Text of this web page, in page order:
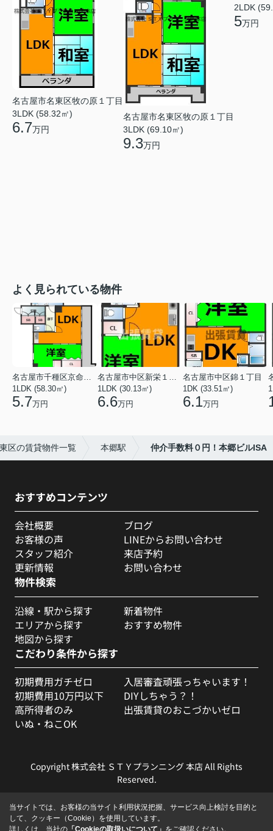
名古屋市名東区牧の原１丁目
3LDK (58.32㎡)
6.7万円
名古屋市名東区牧の原１丁目
3LDK (69.10㎡)
9.3万円
2LDK
5万円
よく見られている物件
1LDK (58.30㎡)
5.7万円
1LDK (30.13㎡)
6.6万円
名古屋市中区錦１丁目
1DK (33.51㎡)
6.1万円
区の賃貸物件一覧 本郷駅 仲介手数料０円！本郷ビルISA
おすすめコンテンツ
会社概要
お客様の声
スタッフ紹介
更新情報
ブログ
LINEからお問い合わせ
来店予約
お問い合わせ
物件検索
沿線・駅から探す
エリアから探す
地図から探す
新着物件
おすすめ物件
こだわり条件から探す
初期費用ガチゼロ
初期費用10万円以下
高所得者のみ
いぬ・ねこOK
入居審査頑張っちゃいます！
DIYしちゃう？！
出張賃貸のおこづかいゼロ
Copyright 株式会社 ＳＴＹプランニング 本店 All Rights
Reserved.
当サイトでは、お客様の当サイト利用状況把握、サービス向上検討を目的と
して、クッキー（Cookie）を使用しています。
詳しくは、当社の 「Cookieの取扱いについて」 をご確認ください。